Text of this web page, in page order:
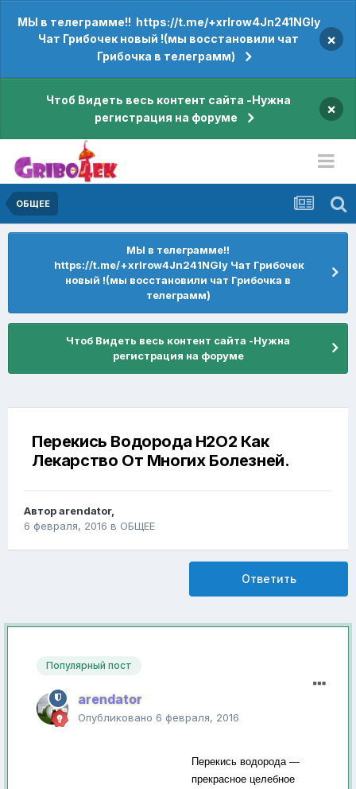
МЫ в телеграмме!! https://t.me/+xrIrow4Jn241NGIy
Чат Грибочек новый !(мы восстановили чат
Грибочка в телеграмм)
×
Чтоб Видеть весь контент сайта -Нужна
регистрация на форуме
×
ОБЩЕЕ
МЫ в телеграмме!!
https://t.me/+xrIrow4Jn241NGIy Чат Грибочек
новый !(мы восстановили чат Грибочка в
телеграмм)
Чтоб Видеть весь контент сайта -Нужна
регистрация на форуме
Перекись Водорода Н2О2 Как
Лекарство От Многих Болезней.
Авторarendator,
6 февраля, 2016 в ОБЩЕЕ
Ответить
Популярный пост
arendator
Опубликовано 6 февраля, 2016
Перекись водорода —
прекрасное целебное